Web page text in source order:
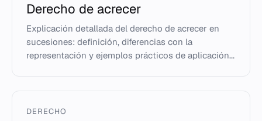
Derecho de acrecer
Explicación detallada del derecho de acrecer en
sucesiones: definición, diferencias con la
representación y ejemplos prácticos de aplicación...
DERECHO